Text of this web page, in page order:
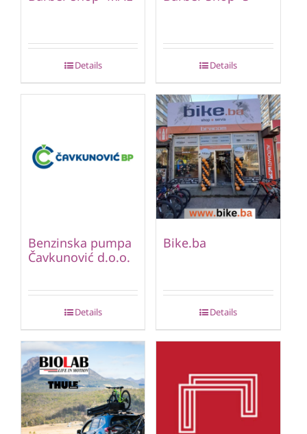
Details Details
Benzinska pumpa
Čavkunović d.o.o.
Details
Bike.ba
Details